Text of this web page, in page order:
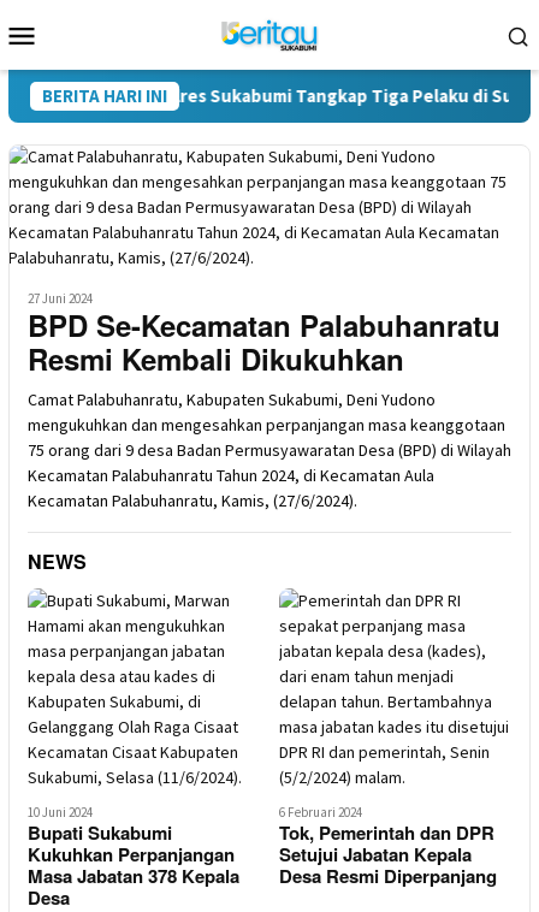
ke
Mobile
BERITA HARI INI
Narkoba Polres Sukabumi Tangkap Tiga Pelaku di Surade-
27 Juni 2024
BPD Se-Kecamatan Palabuhanratu
Resmi Kembali Dikukuhkan
Camat Palabuhanratu, Kabupaten Sukabumi, Deni Yudono
mengukuhkan dan mengesahkan perpanjangan masa keanggotaan
75 orang dari 9 desa Badan Permusyawaratan Desa (BPD) di Wilayah
Kecamatan Palabuhanratu Tahun 2024, di Kecamatan Aula
Kecamatan Palabuhanratu, Kamis, (27/6/2024).
NEWS
10 Juni 2024
Bupati Sukabumi
Kukuhkan Perpanjangan
Masa Jabatan 378 Kepala
Desa
6 Februari 2024
Tok, Pemerintah dan DPR
Setujui Jabatan Kepala
Desa Resmi Diperpanjang